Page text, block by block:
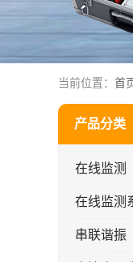
当前位置： 首
产品分类
在线监测
在线监测
串联谐振